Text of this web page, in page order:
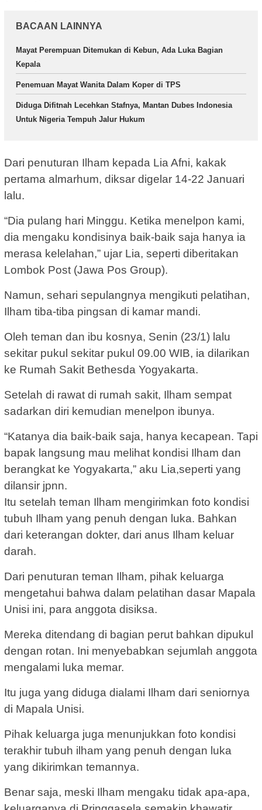
BACAAN LAINNYA
Mayat Perempuan Ditemukan di Kebun, Ada Luka Bagian
Kepala
Penemuan Mayat Wanita Dalam Koper di TPS
Diduga Difitnah Lecehkan Stafnya, Mantan Dubes Indonesia
Untuk Nigeria Tempuh Jalur Hukum
Dari penuturan Ilham kepada Lia Afni, kakak
pertama almarhum, diksar digelar 14-22 Januari
lalu.
“Dia pulang hari Minggu. Ketika menelpon kami,
dia mengaku kondisinya baik-baik saja hanya ia
merasa kelelahan,” ujar Lia, seperti diberitakan
Lombok Post (Jawa Pos Group).
Namun, sehari sepulangnya mengikuti pelatihan,
Ilham tiba-tiba pingsan di kamar mandi.
Oleh teman dan ibu kosnya, Senin (23/1) lalu
sekitar pukul sekitar pukul 09.00 WIB, ia dilarikan
ke Rumah Sakit Bethesda Yogyakarta.
Setelah di rawat di rumah sakit, Ilham sempat
sadarkan diri kemudian menelpon ibunya.
“Katanya dia baik-baik saja, hanya kecapean. Tapi
bapak langsung mau melihat kondisi Ilham dan
berangkat ke Yogyakarta,” aku Lia,seperti yang
dilansir jpnn.
Itu setelah teman Ilham mengirimkan foto kondisi
tubuh Ilham yang penuh dengan luka. Bahkan
dari keterangan dokter, dari anus Ilham keluar
darah.
Dari penuturan teman Ilham, pihak keluarga
mengetahui bahwa dalam pelatihan dasar Mapala
Unisi ini, para anggota disiksa.
Mereka ditendang di bagian perut bahkan dipukul
dengan rotan. Ini menyebabkan sejumlah anggota
mengalami luka memar.
Itu juga yang diduga dialami Ilham dari seniornya
di Mapala Unisi.
Pihak keluarga juga menunjukkan foto kondisi
terakhir tubuh ilham yang penuh dengan luka
yang dikirimkan temannya.
Benar saja, meski Ilham mengaku tidak apa-apa,